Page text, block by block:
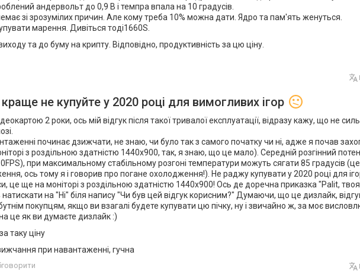
андервольт до 0,9 В і темпра впала на 10 градусів.
зі зрозумілих причин. Але кому треба 10% можна дати. Ядро та пам'ять женуться.
марення. Дивіться тоді1660S.
та до буму на крипту. Відповідно, продуктивність за цю ціну.
не купуйте у 2020 році для вимогливих ігор
2 роки, ось мій відгук після такої тривалої експлуатації, відразу кажу, що не
починає дзижчати, не знаю, чи було так з самого початку чи ні, адже я почав
з роздільною здатністю 1440x900, так, я знаю, що це мало). Середній розгінний
при максимальному стабільному розгоні температури можуть сягати 85 градусів
ось тому я і говорив про погане охолодження!). Не раджу купувати у 2020 році для
це ще на моніторі з роздільною здатністю 1440x900! Ось де доречна приказка "Palit,
натискати на "Ні" біля напису "Чи був цей відгук корисним?" Думаючи, що це дизлайк,
покупцям, якщо ви взагалі будете купувати цю пічку, ну і звичайно ж, за моє
це як ви думаєте дизлайк :)
таку ціну
при навантаженні, гучна